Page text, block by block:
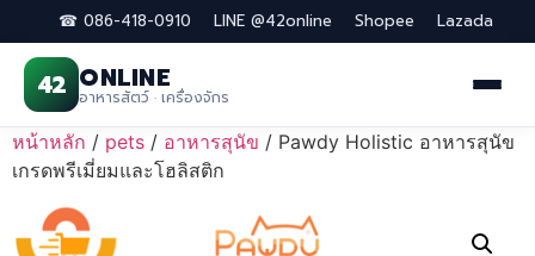
☎ 086-418-0910 LINE @42online Shopee Lazada
42 ONLINE
อาหารสัตว์ · เครื่องจักร
Skip
to
หน้าหลัก / pets / อาหารสุนัข / Pawdy Holistic อาหารสุนัข
เกรดพรีเมี่ยมและโฮลิสติก